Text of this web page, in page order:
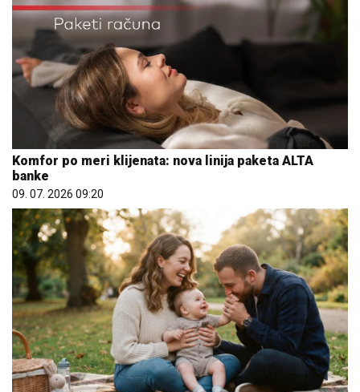
Komfor po meri klijenata: nova linija paketa ALTA
banke
09. 07. 2026 09:20